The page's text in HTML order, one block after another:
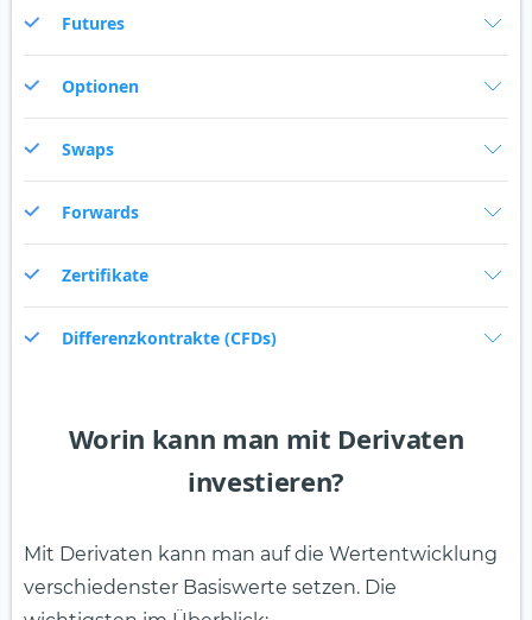
Futures
Optionen
Swaps
Forwards
Zertifikate
Differenzkontrakte (CFDs)
Worin kann man mit Derivaten
investieren?
Mit Derivaten kann man auf die Wertentwicklung
verschiedenster Basiswerte setzen. Die